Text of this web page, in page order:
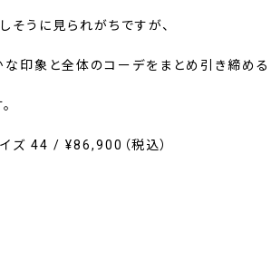
そうに見られがちですが、
印象と全体のコーデをまとめ引き締める
ズ 44 / ¥86,900（税込）